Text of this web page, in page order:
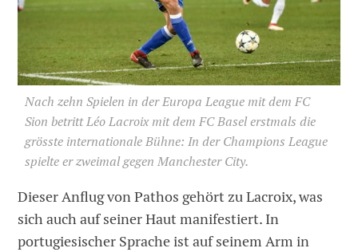
Nach zehn Spielen in der Europa League mit dem FC
Sion betritt Léo Lacroix mit dem FC Basel erstmals die
grösste internationale Bühne: In der Champions League
spielte er zweimal gegen Manchester City.
Dieser Anflug von Pathos gehört zu Lacroix, was
sich auch auf seiner Haut manifestiert. In
portugiesischer Sprache ist auf seinem Arm in